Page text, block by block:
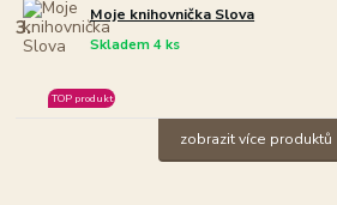
3. Moje knihovnička Slova
Skladem 4 ks
TOP produkt
zobrazit více produktů